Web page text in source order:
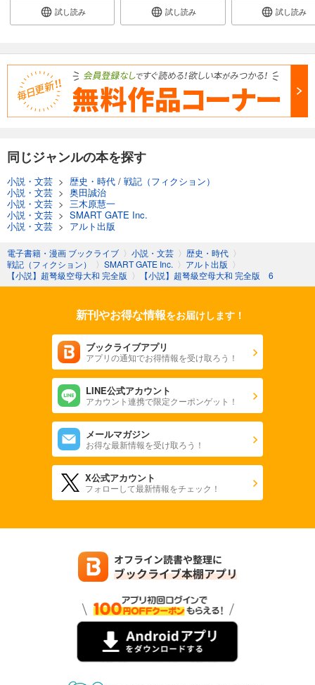
試し読み 試し読み 試し読み
同じジャンルの本を探す
小説・文芸 > 歴史・時代 / 戦記（フィクション）
小説・文芸 > 奥田誠治
小説・文芸 > 三木原慧一
小説・文芸 > SMART GATE Inc.
小説・文芸 > アルト出版
電子書籍・漫画 ブックライブ 〉 小説・文芸 〉 歴史・時代 〉
戦記（フィクション）
〉 SMART GATE Inc. 〉 アルト出版 〉
【小説】超弩級空母大和 完全版 〉 【小説】超弩級空母大和 完全版 6
新刊やお得な情報をお届けします！
ブックライブアプリ
アプリの通知でお得情報を受け取ろう！
LINE公式アカウント
アカウント連携で限定クーポンゲット！
メールマガジン
お得な最新情報を受け取ろう！
X公式アカウント
フォローして最新情報をチェック！